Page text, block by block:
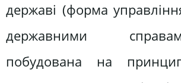
державі (форма
державними
побудована на